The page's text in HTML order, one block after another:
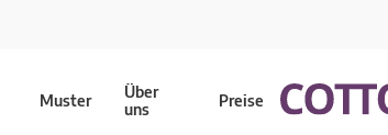
Muster
Über
uns
Preise